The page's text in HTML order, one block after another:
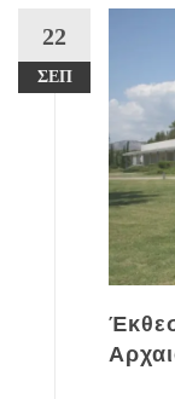
22
ΣΕΠ